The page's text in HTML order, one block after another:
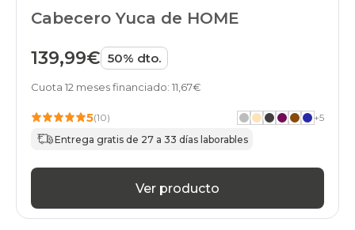
Cabecero Yuca de HOME
139,99€ 50% dto.
Cuota 12 meses financiado: 11,67€
5(10) +5
Entrega gratis de 27 a 33 días laborables
Ver producto